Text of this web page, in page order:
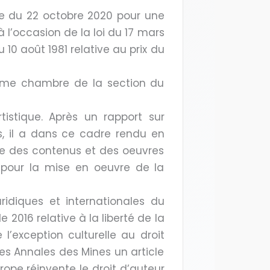
22 octobre 2020 pour une
de la loi du 17 mars
août 1981 relative au prix du
chambre de la section du
Après un rapport sur
il a dans ce cadre rendu en
des contenus et des oeuvres
la mise en oeuvre de la
et internationales du
2016 relative à la liberté de la
culturelle au droit
Annales des Mines un article